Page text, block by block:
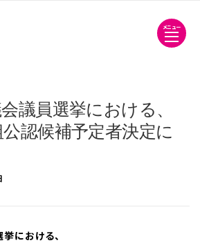
メニュー
議員選挙における、
認候補予定者決定に
における、